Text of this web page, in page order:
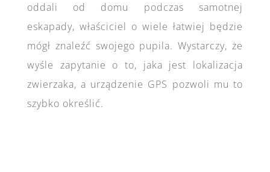
oddali od domu podczas samotnej
eskapady, właściciel o wiele łatwiej będzie
mógł znaleźć swojego pupila. Wystarczy, że
wyśle zapytanie o to, jaka jest lokalizacja
zwierzaka, a urządzenie GPS pozwoli mu to
szybko określić.